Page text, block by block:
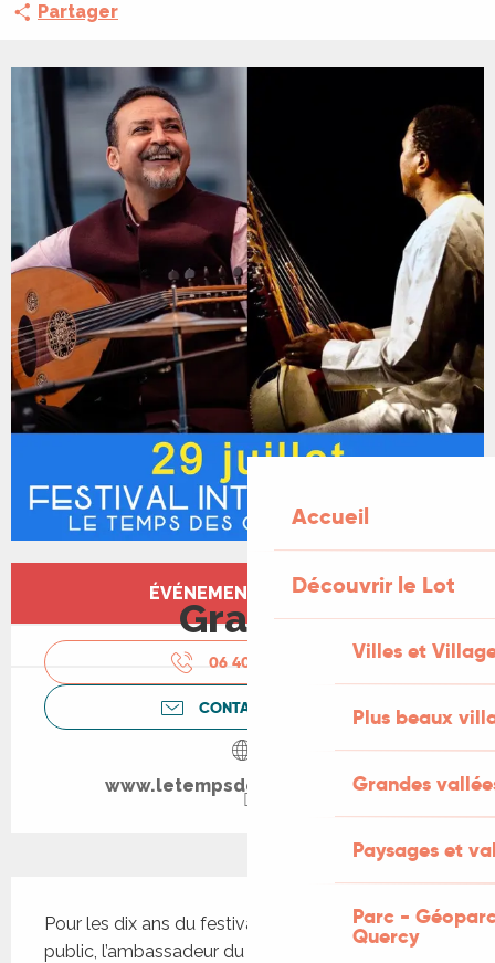
Accueil
Découvrir le Lot
Villes et
Plus beaux
Grandes
Paysages et
Parc -
Quercy
Partager
Ouverture et coordonnées
ÉVÉNEMENT TERMINÉ
Gratuit
06 40 66 64
CONTACTEZ-NOUS
www.letempsdesguitares.com
Pour les dix ans du festival, très réclamé par notre
public, l’ambassadeur du oud marocain Driss El